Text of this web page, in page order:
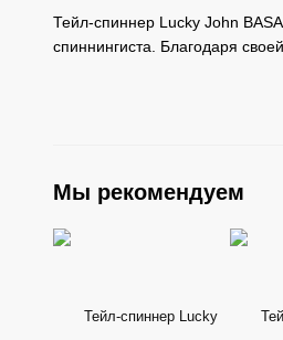
Тейл-спиннер Lucky John
спиннингиста. Благодаря
Мы рекомендуем